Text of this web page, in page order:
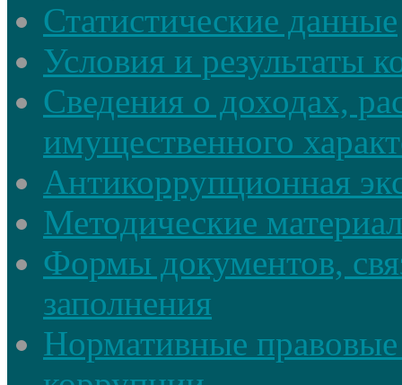
Статистические данные
Условия и результаты
Сведения о доходах,
имущественного
Антикоррупционная
Методические
Формы документов,
заполнения
Нормативные